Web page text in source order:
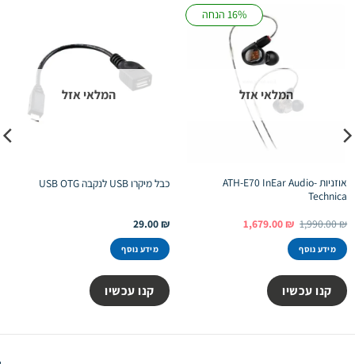
16% הנחה
המלאי אזל
אוזניות ATH-E70 InEar Audio-
Technica
1,990.00₪ המחיר
היה:
1,990.00 ₪.
1,679.00₪ המחיר
מידע נוסף
קנו עכשיו
המלאי אזל
כבל מיקרו USB לנקבה USB OTG
29.00₪
מידע נוסף
קנו עכשיו